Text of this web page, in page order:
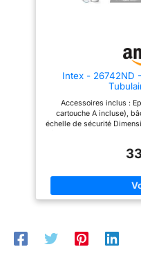
Intex - 26742ND
Accessoires inclus :
cartouche A incluse),
échelle de sécurité